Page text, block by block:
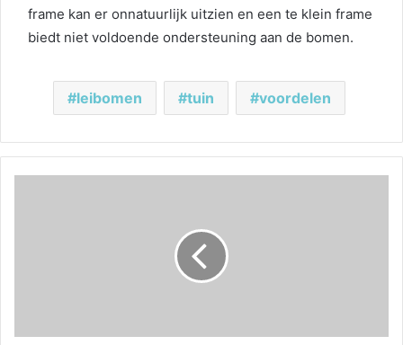
frame kan er onnatuurlijk uitzien en een te klein frame
biedt niet voldoende ondersteuning aan de bomen.
leibomen tuin voordelen